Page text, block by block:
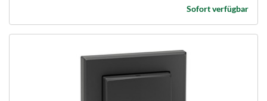
Sofort verfügbar